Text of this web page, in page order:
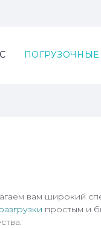
вам широкий
простым и